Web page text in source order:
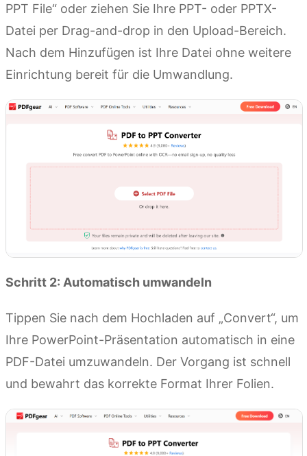
PPT File“ oder ziehen Sie Ihre PPT- oder PPTX-
Datei per Drag-and-drop in den Upload-Bereich.
Nach dem Hinzufügen ist Ihre Datei ohne weitere
Einrichtung bereit für die Umwandlung.
Schritt 2: Automatisch umwandeln
Tippen Sie nach dem Hochladen auf „Convert“, um
Ihre PowerPoint-Präsentation automatisch in eine
PDF-Datei umzuwandeln. Der Vorgang ist schnell
und bewahrt das korrekte Format Ihrer Folien.